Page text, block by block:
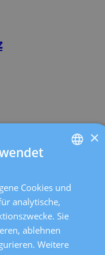
CATALÀ
DEUTSCH
×
Cookies und
analytische,
Sie
ablehnen
Weitere